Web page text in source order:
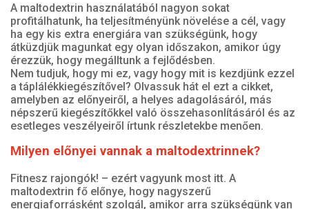
A maltodextrin használatából nagyon sokat
profitálhatunk, ha teljesítményünk növelése a cél, vagy
ha egy kis extra energiára van szükségünk, hogy
átküzdjük magunkat egy olyan időszakon, amikor úgy
érezzük, hogy megálltunk a fejlődésben.
Nem tudjuk, hogy mi ez, vagy hogy mit is kezdjünk ezzel
a táplálékkiegészítővel? Olvassuk hát el ezt a cikket,
amelyben az előnyeiről, a helyes adagolásáról, más
népszerű kiegészítőkkel való összehasonlításáról és az
esetleges veszélyeiről írtunk részletekbe menően.
Milyen előnyei vannak a maltodextrinnek?
Fitnesz rajongók! – ezért vagyunk most itt. A
maltodextrin fő előnye, hogy nagyszerű
energiaforrásként szolgál, amikor arra szükségünk van